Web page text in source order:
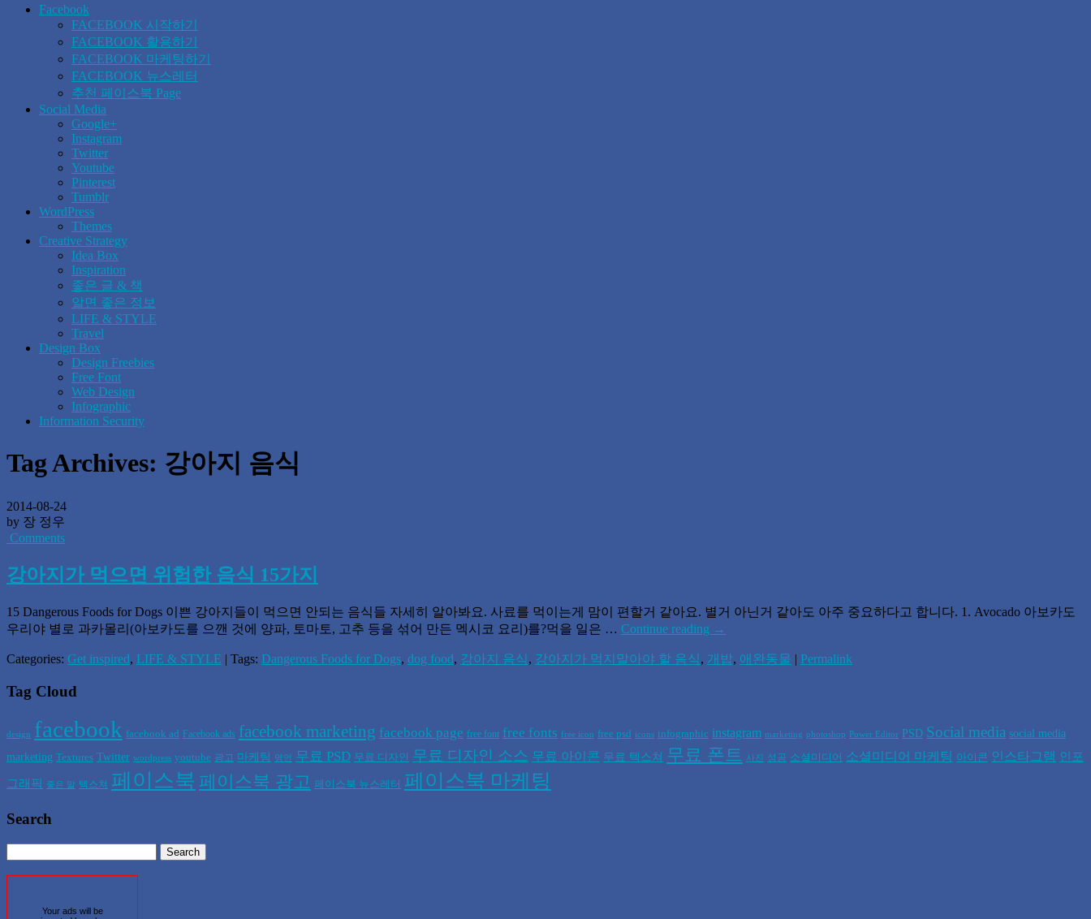
Facebook
FACEBOOK 시작하기
FACEBOOK 활용하기
FACEBOOK 마케팅하기
FACEBOOK 뉴스레터
추천 페이스북 Page
Social Media
Google+
Instagram
Twitter
Youtube
Pinterest
Tumblr
WordPress
Themes
Creative Strategy
Idea Box
Inspiration
좋은 글 & 책
알면 좋은 정보
LIFE & STYLE
Travel
Design Box
Design Freebies
Free Font
Web Design
Infographic
Information Security
Tag Archives: 강아지 음식
2014-08-24
by 장 정우
Comments
강아지가 먹으면 위험한 음식 15가지
15 Dangerous Foods for Dogs 이쁜 강아지들이 먹으면 안되는 음식들 자세히 알아봐요. 사료를 먹이는게 맘이 편할거 같아요. 별거 아닌거 같아도 아주 중요하다고 합니다. 1. Avocado 아보카도
우리야 별로 과카몰리(아보카도를 으깬 것에 양파, 토마토, 고추 등을 섞어 만든 멕시코 요리)를?먹을 일은 … Continue reading →
Categories: Get inspired, LIFE & STYLE | Tags: Dangerous Foods for Dogs, dog food, 강아지 음식 , 강아지가 먹지말아야 할 음식 , 개밥, 애완동물 | Permalink
Tag Cloud
design facebook facebook ad Facebook ads facebook marketing facebook page free font free fonts free icon free psd icons infographic instagram marketing photoshop Power Editor PSD Social media social media
marketing Textures Twitter wordpress youtube 광고 마케팅 명언 무료 PSD 무료 디자인 무료 디자인 소스 무료 아이콘 무료 텍스쳐 무료 폰트 사진 성공 소셜미디어 소셜미디어 마케팅 아이콘 인스타그램 인포
그래픽 좋은 말 텍스쳐 페이스북 페이스북 광고 페이스북 뉴스레터 페이스북 마케팅
Search
Your ads will be